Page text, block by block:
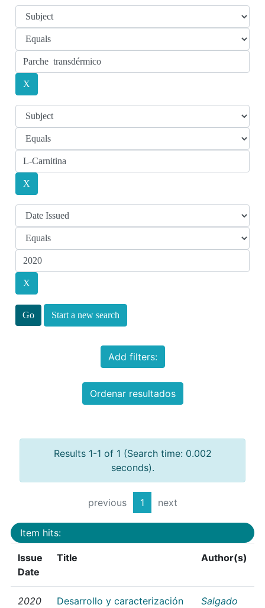
Start a new search
Add filters:
Ordenar resultados
Results 1-1 of 1 (Search time: 0.002
seconds).
previous 1 next
Item hits:
Issue
Date
Title Author(s)
2020
Desarrollo y caracterización
Salgado